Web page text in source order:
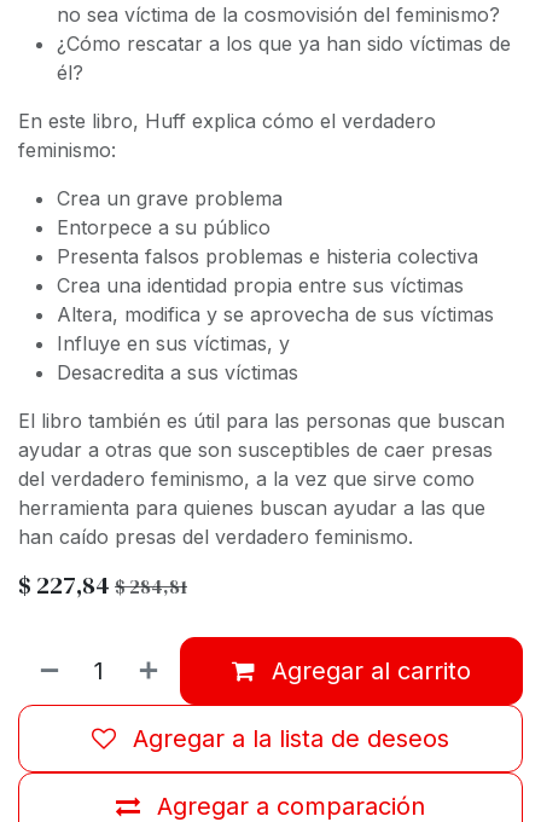
no sea víctima de la cosmovisión del feminismo?
¿Cómo rescatar a los que ya han sido víctimas de
él?
En este libro, Huff explica cómo el verdadero
feminismo:
Crea un grave problema
Entorpece a su público
Presenta falsos problemas e histeria colectiva
Crea una identidad propia entre sus víctimas
Altera, modifica y se aprovecha de sus víctimas
Influye en sus víctimas, y
Desacredita a sus víctimas
El libro también es útil para las personas que buscan
ayudar a otras que son susceptibles de caer presas
del verdadero feminismo, a la vez que sirve como
herramienta para quienes buscan ayudar a las que
han caído presas del verdadero feminismo.
$ 227,84 $284,81
Agregar al carrito
Agregar a comparación
Agregar a la lista de deseos